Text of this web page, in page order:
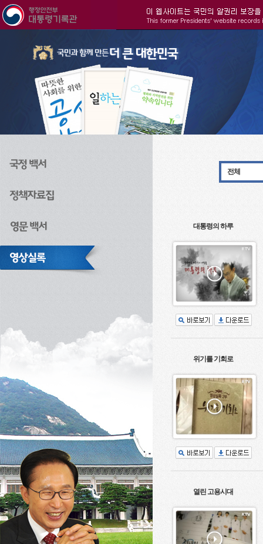
전체
대통령의 하루
위기를 기회로
열린 고용시대